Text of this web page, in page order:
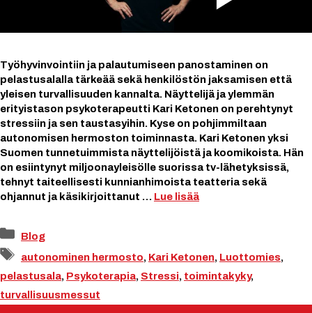
Työhyvinvointiin ja palautumiseen panostaminen on
pelastusalalla tärkeää sekä henkilöstön jaksamisen että
yleisen turvallisuuden kannalta. Näyttelijä ja ylemmän
erityistason psykoterapeutti Kari Ketonen on perehtynyt
stressiin ja sen taustasyihin. Kyse on pohjimmiltaan
autonomisen hermoston toiminnasta. Kari Ketonen yksi
Suomen tunnetuimmista näyttelijöistä ja koomikoista. Hän
on esiintynyt miljoonayleisölle suorissa tv-lähetyksissä,
tehnyt taiteellisesti kunnianhimoista teatteria sekä
ohjannut ja käsikirjoittanut … Lue lisää
Kategoriat
Blog
Avainsanat
autonominen hermosto, Kari Ketonen, Luottomies,
pelastusala, Psykoterapia, Stressi, toimintakyky,
turvallisuusmessut